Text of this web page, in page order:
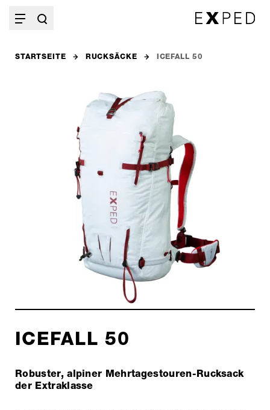
STARTSEITE RUCKSÄCKE ICEFALL 50
ICEFALL 50
Robuster, alpiner Mehrtagestouren-Rucksack
der Extraklasse